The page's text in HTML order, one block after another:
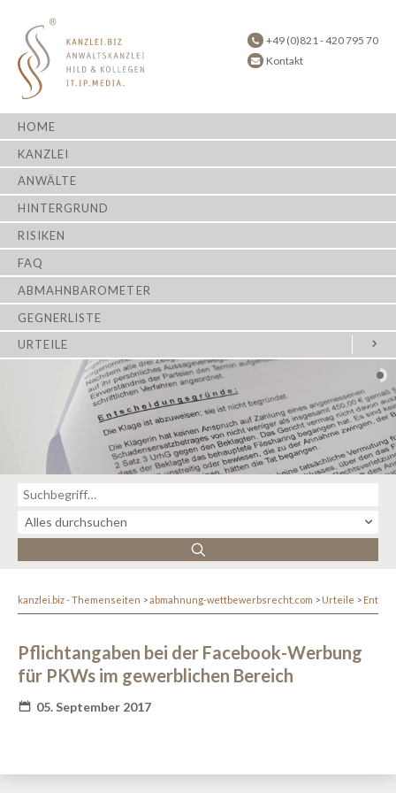
+49 (0)821 - 420 795 70
Kontakt
HOME
KANZLEI
ANWÄLTE
HINTERGRUND
RISIKEN
FAQ
ABMAHNBAROMETER
GEGNERLISTE
URTEILE
kanzlei.biz - Themenseiten abmahnung-wettbewerbsrecht.com Urteile
Pflichtangaben bei der Facebook-Werbung
für PKWs im gewerblichen Bereich
05. September 2017